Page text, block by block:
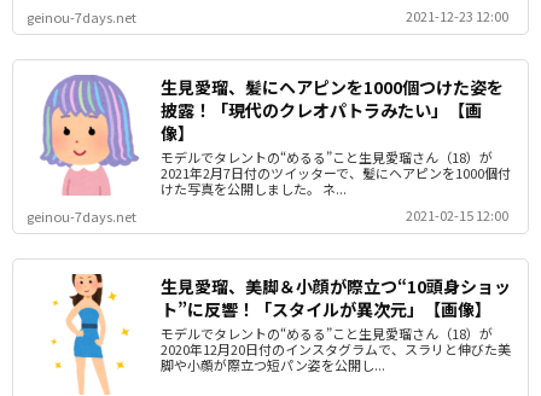
geinou-7days.net
2021-12-23 12:00
生見愛瑠、髪にヘアピンを1000個つけた姿を
披露！「現代のクレオパトラみたい」【画
像】
モデルでタレントの“めるる”こと生見愛瑠さん（18）が
2021年2月7日付のツイッターで、髪にヘアピンを1000個付
けた写真を公開しました。 ネ...
geinou-7days.net
2021-02-15 12:00
生見愛瑠、美脚＆小顔が際立つ“10頭身ショッ
ト”に反響！「スタイルが異次元」【画像】
モデルでタレントの“めるる”こと生見愛瑠さん（18）が
2020年12月20日付のインスタグラムで、スラリと伸びた美
脚や小顔が際立つ短パン姿を公開し...